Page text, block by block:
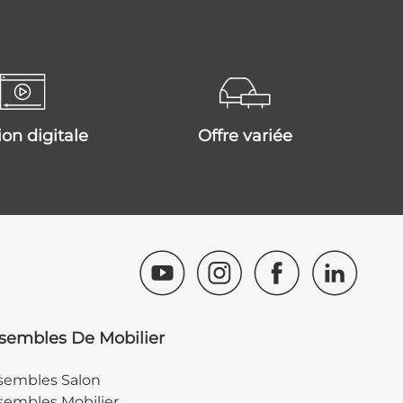
digitale offre variée
De Mobilier
Salon